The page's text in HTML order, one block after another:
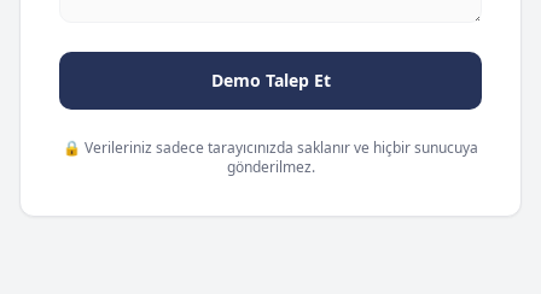
Demo Talep Et
🔒 Verileriniz sadece tarayıcınızda saklanır ve hiçbir sunucuya
gönderilmez.